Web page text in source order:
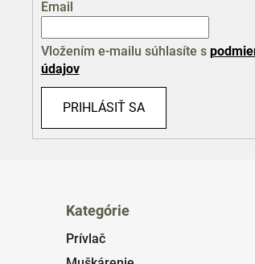
Email
Vložením e-mailu súhlasíte s
údajov
PRIHLÁSIŤ SA
Kategórie
Prívlač